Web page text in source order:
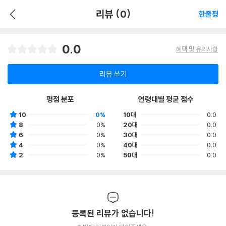
리뷰 (0) 한줄평
0.0 혜택 및 유의사항
리뷰 쓰기
평점 분포
10
0%
8
0%
6
0%
4
0%
2
0%
연령대별 평균 점수
10대
0.0
20대
0.0
30대
0.0
40대
0.0
50대
0.0
등록된 리뷰가 없습니다!